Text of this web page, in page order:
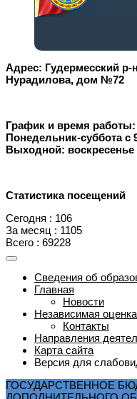
Адрес: Гудермесский
Нурадилова, дом №72
График и время работы:
Понедельник-суббота с
Выходной: воскресенье
Статистика посещений
Сегодня : 106
За месяц : 1105
Всего : 69228
Сведения об
Главная
Новости
Независимая
Контакты
Направления
Карта сайта
Версия для
ГОСУДАРСТВЕННОЕ